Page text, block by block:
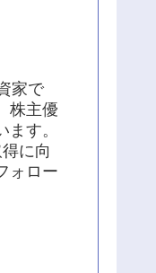
家で
株主優
す。
に向
ォロー